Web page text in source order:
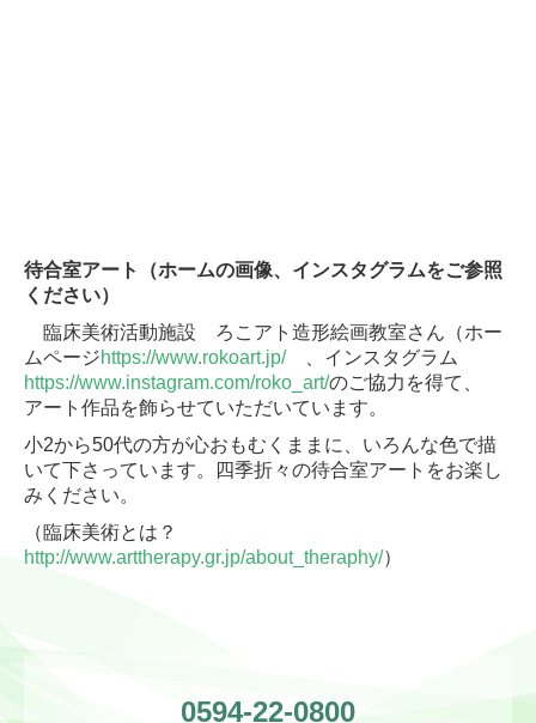
待合室アート（ホームの画像、インスタグラムをご参照
ください）
臨床美術活動施設 ろこアト造形絵画教室さん （ホー
ムページhttps://www.rokoart.jp/、インスタグラム
https://www.instagram.com/roko_art/のご協力を得て、
アート作品を飾らせていただいています。
小2から50代の方が心おもむくままに、いろんな色で描
いて下さっています。四季折々の待合室アートをお楽し
みください。
（臨床美術とは？
http://www.arttherapy.gr.jp/about_theraphy/）
0594-22-0800